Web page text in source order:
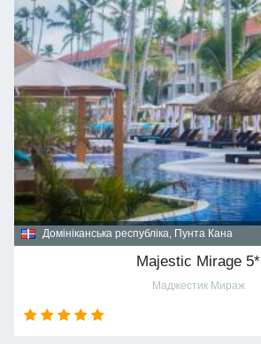
Домініканська республіка, Пунта Кана
Majestic Mirage 5*
Маджестик Мираж